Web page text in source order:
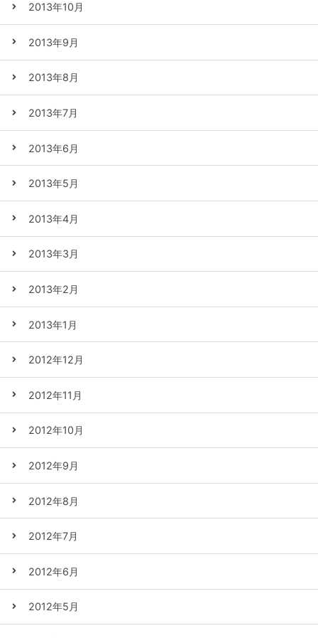
2013年10月
2013年9月
2013年8月
2013年7月
2013年6月
2013年5月
2013年4月
2013年3月
2013年2月
2013年1月
2012年12月
2012年11月
2012年10月
2012年9月
2012年8月
2012年7月
2012年6月
2012年5月